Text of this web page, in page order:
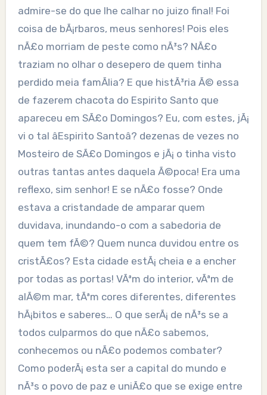
admire-se do que lhe calhar no juizo final! Foi
coisa de bÃ¡rbaros, meus senhores! Pois eles
nÃ£o morriam de peste como nÃ³s? NÃ£o
traziam no olhar o desepero de quem tinha
perdido meia famÃ­lia? E que histÃ³ria Ã© essa
de fazerem chacota do Espirito Santo que
apareceu em SÃ£o Domingos? Eu, com estes, jÃ¡
vi o tal âEspirito Santoâ? dezenas de vezes no
Mosteiro de SÃ£o Domingos e jÃ¡ o tinha visto
outras tantas antes daquela Ã©poca! Era uma
reflexo, sim senhor! E se nÃ£o fosse? Onde
estava a cristandade de amparar quem
duvidava, inundando-o com a sabedoria de
quem tem fÃ©? Quem nunca duvidou entre os
cristÃ£os? Esta cidade estÃ¡ cheia e a encher
por todas as portas! VÃªm do interior, vÃªm de
alÃ©m mar, tÃªm cores diferentes, diferentes
hÃ¡bitos e saberes… O que serÃ¡ de nÃ³s se a
todos culparmos do que nÃ£o sabemos,
conhecemos ou nÃ£o podemos combater?
Como poderÃ¡ esta ser a capital do mundo e
nÃ³s o povo de paz e uniÃ£o que se exige entre